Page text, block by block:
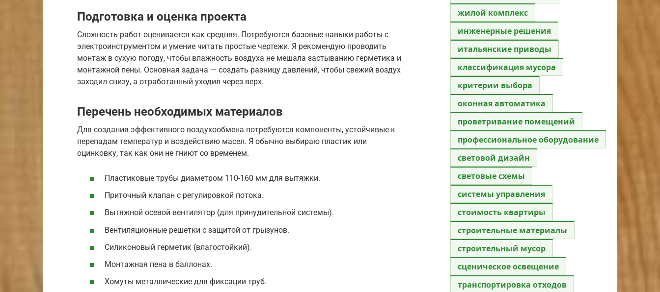
Подготовка и оценка проекта
Сложность работ оценивается как средняя. Потребуются базовые навыки работы с
электроинструментом и умение читать простые чертежи. Я рекомендую проводить
монтаж в сухую погоду, чтобы влажность воздуха не мешала застыванию герметика и
монтажной пены. Основная задача — создать разницу давлений, чтобы свежий воздух
заходил снизу, а отработанный уходил через верх.
Перечень необходимых материалов
Для создания эффективного воздухообмена потребуются компоненты, устойчивые к
перепадам температур и воздействию масел. Я обычно выбираю пластик или
оцинковку, так как они не гниют со временем.
Пластиковые трубы диаметром 110-160 мм для вытяжки.
Приточный клапан с регулировкой потока.
Вытяжной осевой вентилятор (для принудительной системы).
Вентиляционные решетки с защитой от грызунов.
Силиконовый герметик (влагостойкий).
Монтажная пена в баллонах.
Хомуты металлические для фиксации труб.
жилой комплекс
инженерные решения
итальянские приводы
классификация мусора
критерии выбора
оконная автоматика
проветривание помещений
профессиональное оборудование
световой дизайн
световые схемы
системы управления
стоимость квартиры
строительные материалы
строительный мусор
сценическое освещение
транспортировка отходов